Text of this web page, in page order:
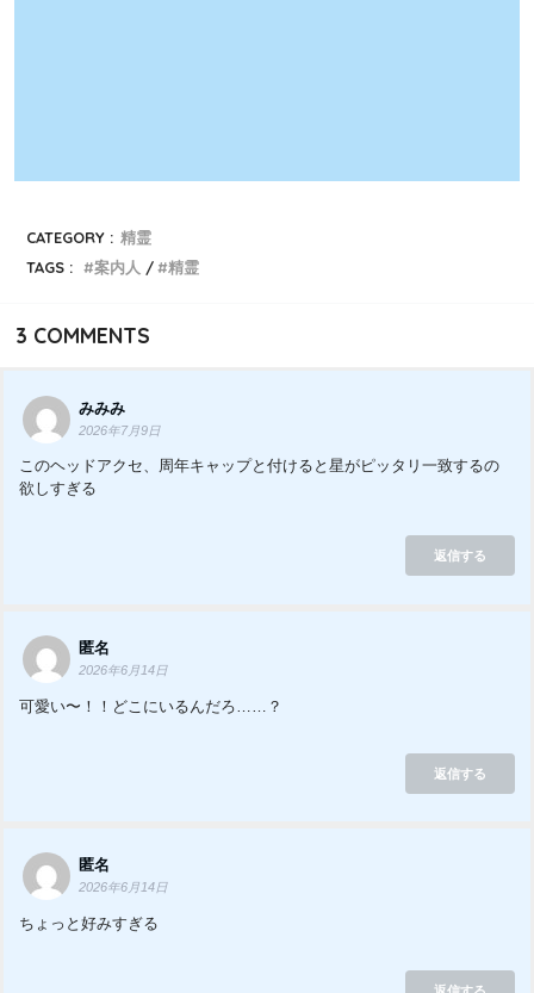
CATEGORY : 精霊
TAGS :
案内人 精霊
3 COMMENTS
みみみ
2026年7月9日
このヘッドアクセ、周年キャップと付けると星がピッタリ一致するの
欲しすぎる
返信する
匿名
2026年6月14日
可愛い〜！！どこにいるんだろ……？
返信する
匿名
2026年6月14日
ちょっと好みすぎる